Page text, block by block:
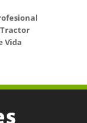
Vida